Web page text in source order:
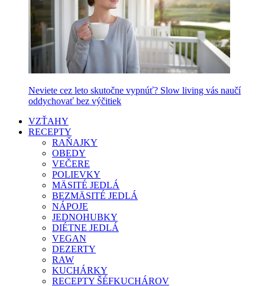
Neviete cez leto skutočne vypnúť? Slow living vás naučí
oddychovať bez výčitiek
VZŤAHY
RECEPTY
RAŇAJKY
OBEDY
VEČERE
POLIEVKY
MÄSITÉ JEDLÁ
BEZMÄSITÉ JEDLÁ
NÁPOJE
JEDNOHUBKY
DIÉTNE JEDLÁ
VEGAN
DEZERTY
RAW
KUCHÁRKY
RECEPTY ŠÉFKUCHÁROV